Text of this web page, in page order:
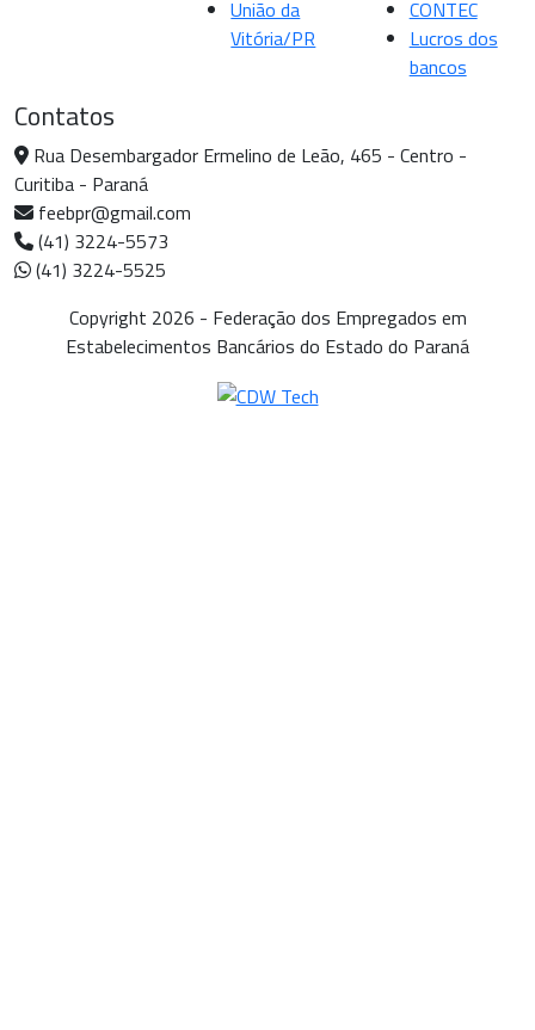
União da
Vitória/PR
CONTEC
Lucros dos
bancos
Contatos
Rua Desembargador Ermelino de Leão, 465 - Centro -
Curitiba - Paraná
feebpr@gmail.com
(41) 3224-5573
(41) 3224-5525
Copyright 2026 - Federação dos Empregados em
Estabelecimentos Bancários do Estado do Paraná